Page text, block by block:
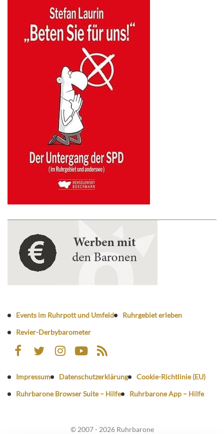
Events im Ruhrpott und Umfeld
Ruhrgebiet erleben
Revier-Derbybarometer
Impressum Datenschutzerklärung
Cookie-Richtlinie (EU)
Ruhrbarone Browser Suite – Hilfe
Ruhrbarone App – Hilfe
© 2007 - 2026 Ruhrbarone